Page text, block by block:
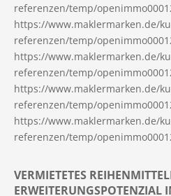
VERMIETETES
ERWEITERUNGSPOTENZIAL
referenzen/temp/
https://www.maklermarken.de/
referenzen/temp/
https://www.maklermarken.de/
referenzen/temp/
https://www.maklermarken.de/
referenzen/temp/
https://www.maklermarken.de/
referenzen/temp/